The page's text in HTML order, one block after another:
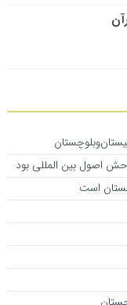
اصول بین المللی بود
است